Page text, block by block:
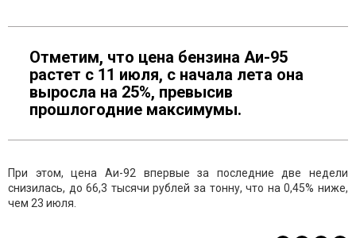
Отметим, что цена бензина Аи-95
растет с 11 июля, с начала лета она
выросла на 25%, превысив
прошлогодние максимумы.
При этом, цена Аи-92 впервые за последние две недели
снизилась, до 66,3 тысячи рублей за тонну, что на 0,45% ниже,
чем 23 июля.